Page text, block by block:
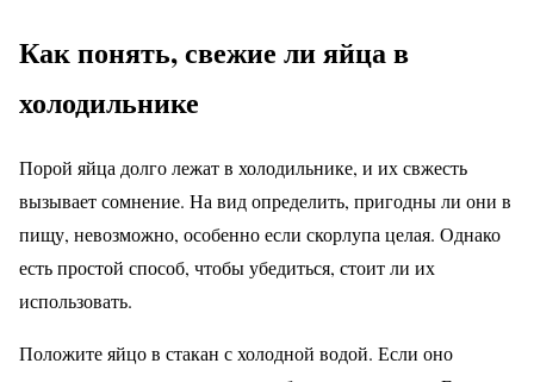
Как понять, свежие ли яйца в
холодильнике
Порой яйца долго лежат в холодильнике, и их свжесть
вызывает сомнение. На вид определить, пригодны ли они в
пищу, невозможно, особенно если скорлупа целая. Однако
есть простой способ, чтобы убедиться, стоит ли их
использовать.
Положите яйцо в стакан с холодной водой. Если оно